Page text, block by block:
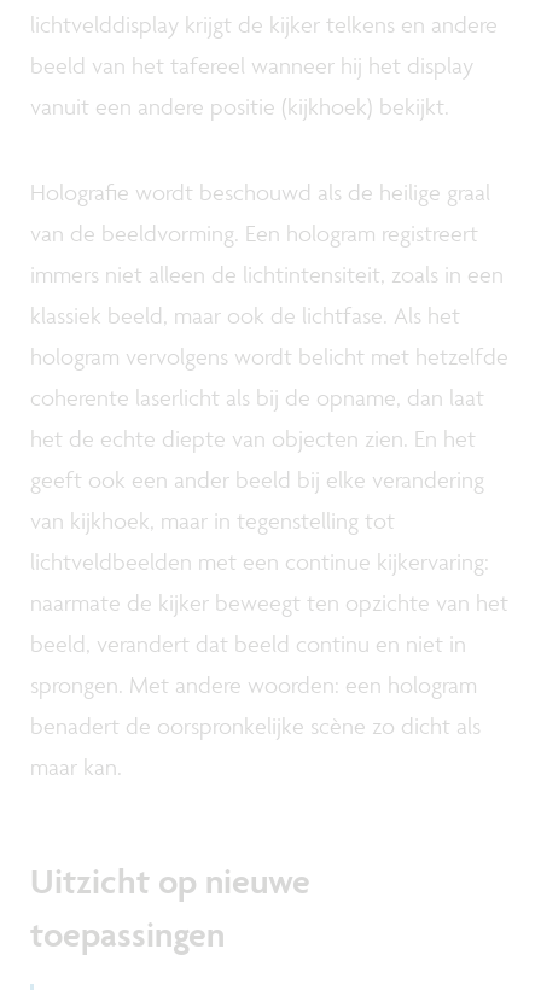
lichtvelddisplay krijgt de kijker telkens en andere
beeld van het tafereel wanneer hij het display
vanuit een andere positie (kijkhoek) bekijkt.
Holografie wordt beschouwd als de heilige graal
van de beeldvorming. Een hologram registreert
immers niet alleen de lichtintensiteit, zoals in een
klassiek beeld, maar ook de lichtfase. Als het
hologram vervolgens wordt belicht met hetzelfde
coherente laserlicht als bij de opname, dan laat
het de echte diepte van objecten zien. En het
geeft ook een ander beeld bij elke verandering
van kijkhoek, maar in tegenstelling tot
lichtveldbeelden met een continue kijkervaring:
naarmate de kijker beweegt ten opzichte van het
beeld, verandert dat beeld continu en niet in
sprongen. Met andere woorden: een hologram
benadert de oorspronkelijke scène zo dicht als
maar kan.
Uitzicht op nieuwe
toepassingen